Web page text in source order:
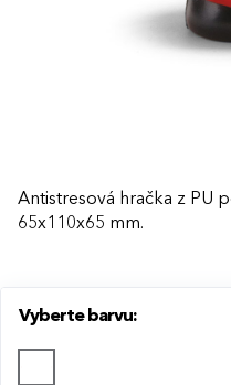
Antistresová hračka z PU
65x110x65 mm.
Vyberte barvu: